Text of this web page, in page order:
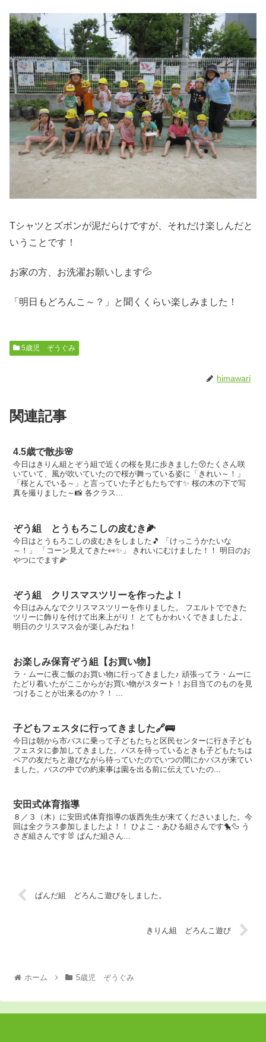
Tシャツとズボンが泥だらけですが、それだけ楽しんだと
いうことです！
お家の方、お洗濯お願いします💦
「明日もどろんこ～？」と聞くくらい楽しみました！
5歳児 ぞうぐみ
himawari
関連記事
4.5歳で散歩🌸
今日はきりん組とぞう組で近くの桜を見に歩きました😚たくさん咲
いていて、風が吹いていたので桜が舞っている姿に「きれい～！」
「桜とんでいる～」と言っていた子どもたちです✨ 桜の木の下で写
真を撮りました～📸 各クラス...
ぞう組 とうもろこしの皮むき🌽
今日はとうもろこしの皮むきをしました🎵 「けっこうかたいな
～！」 「コーン見えてきた👀✨」 きれいにむけました！！ 明日のお
やつにでます🌽
ぞう組 クリスマスツリーを作ったよ！
今日はみんなでクリスマスツリーを作りました。 フエルトでできた
ツリーに飾りを付けて出来上がり！ とてもかわいくできましたよ。
明日のクリスマス会が楽しみだね！
お楽しみ保育ぞう組【お買い物】
ラ・ムーに夜ご飯のお買い物に行ってきました♪ 頑張ってラ・ムーに
たどり着いたがここからがお買い物がスタート！お目当てのものを見
つけることが出来るのか？！ ...
子どもフェスタに行ってきました🔗🚌
今日は朝から市バスに乗って子どもたちと区民センターに行き子ども
フェスタに参加してきました。バスを待っているときも子どもたちは
ペアの友だちと遊びながら待っていたのでいつの間にかバスが来てい
ました。バスの中での約束事は園を出る前に伝えていたの...
安田式体育指導
８／３（木）に安田式体育指導の坂西先生が来てくださいました。今
回は全クラス参加しましたよ！！ ひよこ・あひる組さんです🐤🦆 う
さぎ組さんです🐰 ぱんだ組さん...
ぱんだ組 どろんこ遊びをしました。
きりん組 どろんこ遊び
ホーム 5歳児 ぞうぐみ